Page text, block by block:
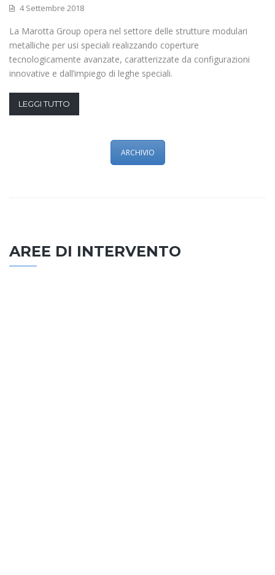
4 Settembre 2018
La Marotta Group opera nel settore delle strutture modulari
metalliche per usi speciali realizzando coperture
tecnologicamente avanzate, caratterizzate da configurazioni
innovative e dall’impiego di leghe speciali.
LEGGI TUTTO
ARCHIVIO
AREE DI INTERVENTO